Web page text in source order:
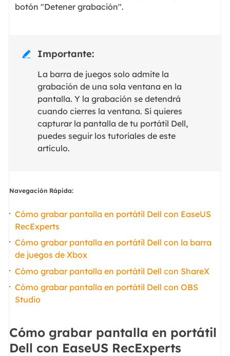
botón "Detener grabación".
 Importante:
La barra de juegos solo admite la
grabación de una sola ventana en la
pantalla. Y la grabación se detendrá
cuando cierres la ventana. Si quieres
capturar la pantalla de tu portátil Dell,
puedes seguir los tutoriales de este
artículo.
Navegación Rápida:
Cómo grabar pantalla en portátil Dell con EaseUS
RecExperts
Cómo grabar pantalla en portátil Dell con la barra
de juegos de Xbox
Cómo grabar pantalla en portátil Dell con ShareX
Cómo grabar pantalla en portátil Dell con OBS
Studio
Cómo grabar pantalla en portátil
Dell con EaseUS RecExperts